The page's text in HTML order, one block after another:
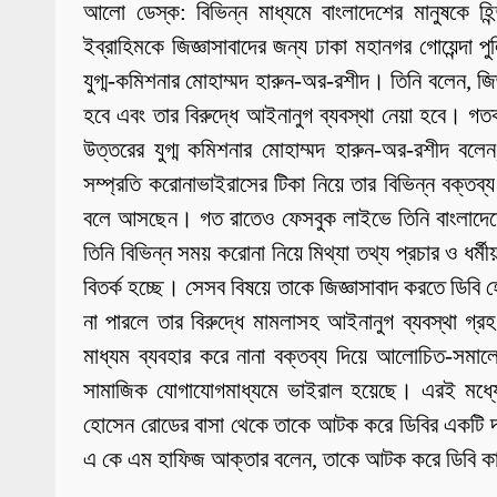
আলো ডেস্ক: বিভিন্ন মাধ্যমে বাংলাদেশের মানুষকে
ইব্রাহিমকে জিজ্ঞাসাবাদের জন্য ঢাকা মহানগর
যুগ্ম-কমিশনার মোহাম্মদ হারুন-অর-রশীদ। তিনি বলেন,
হবে এবং তার বিরুদ্ধে আইনানুগ ব্যবস্থা নেয়া হবে।
উত্তরের যুগ্ম কমিশনার মোহাম্মদ হারুন-অর-রশীদ
সম্প্রতি করোনাভাইরাসের টিকা নিয়ে তার বিভিন্ন
বলে আসছেন। গত রাতেও ফেসবুক লাইভে তিনি
তিনি বিভিন্ন সময় করোনা নিয়ে মিথ্যা তথ্য প্রচার ও
বিতর্ক হচ্ছে। সেসব বিষয়ে তাকে জিজ্ঞাসাবাদ করতে
না পারলে তার বিরুদ্ধে মামলাসহ আইনানুগ ব্যবস্থা
মাধ্যম ব্যবহার করে নানা বক্তব্য দিয়ে আলোচিত-
সামাজিক যোগাযোগমাধ্যমে ভাইরাল হয়েছে। এরই
হোসেন রোডের বাসা থেকে তাকে আটক করে ডিবির একটি
এ কে এম হাফিজ আক্তার বলেন, তাকে আটক করে ডিবি